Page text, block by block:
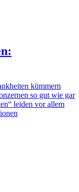
kümmern
so gut wie gar
leiden vor allem